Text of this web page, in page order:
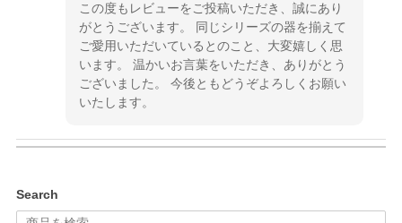
この度もレビューをご投稿いただき、誠にあり
がとうございます。 同じシリーズの器を揃えて
ご愛用いただいているとのこと、大変嬉しく思
います。 温かいお言葉をいただき、ありがとう
ございました。 今後ともどうぞよろしくお願い
いたします。
Search